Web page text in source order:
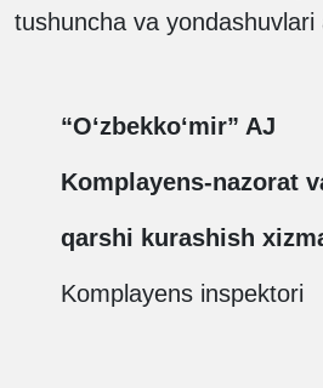
tushuncha va yondashuvlari
“O‘zbekko‘mir” AJ
Komplayens-nazorat
qarshi kurashish
Komplayens inspektori